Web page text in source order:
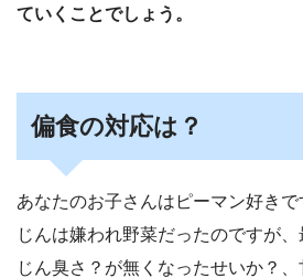
ていくことでしょう。
偏食の対応は？
あなたのお子さんはピーマン好き
じんは嫌われ野菜だったのですが
じん臭さ？が無くなったせいか？